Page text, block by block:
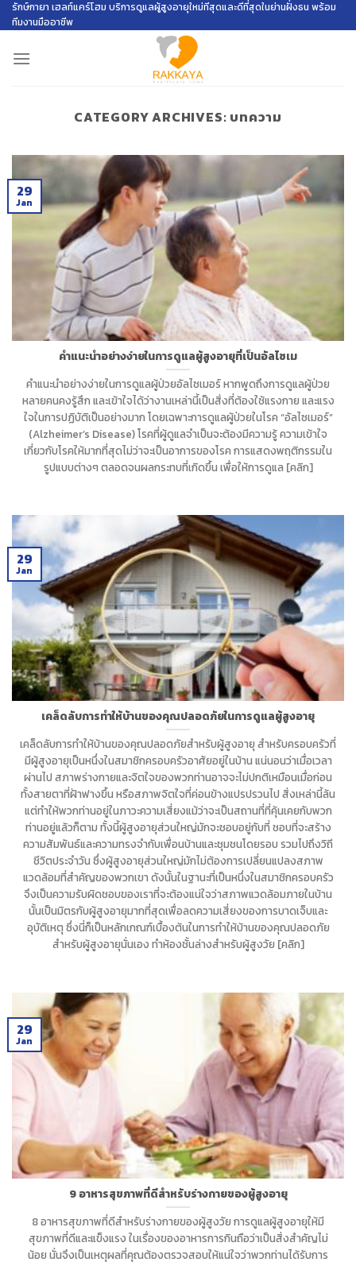
Skip
to
content
รักษ์กายา เฮลท์แคร์โฮม บริการดูแลผู้สูงอายุใหม่ทีสุดและดีที่สุดในย่านฝั่งธน พร้อม
ทีมงานมืออาชีพ
CATEGORY ARCHIVES: บทความ
คำแนะนำอย่างง่ายในการดูแลผู้สูงอายุที่เป็นอัลไซเม
คำแนะนำอย่างง่ายในการดูแลผู้ป่วยอัลไซเมอร์ หากพูดถึงการดูแลผู้ป่วย
หลายคนคงรู้สึก และเข้าใจได้ว่างานเหล่านี้เป็นสิ่งที่ต้องใช้แรงกาย และแรง
ใจในการปฏิบัติเป็นอย่างมาก โดยเฉพาะการดูแลผู้ป่วยในโรค “อัลไซเมอร์”
(Alzheimer’s Disease) โรคที่ผู้ดูแลจำเป็นจะต้องมีความรู้ ความเข้าใจ
เกี่ยวกับโรคให้มากที่สุดไม่ว่าจะเป็นอาการของโรค การแสดงพฤติกรรมใน
รูปแบบต่างๆ ตลอดจนผลกระทบที่เกิดขึ้น เพื่อให้การดูแล [คลิก]
29
Jan
เคล็ดลับการทำให้บ้านของคุณปลอดภัยในการดูแลผู้สูงอายุ
เคล็ดลับการทำให้บ้านของคุณปลอดภัยสำหรับผู้สูงอายุ สำหรับครอบครัวที่
มีผู้สูงอายุเป็นหนึ่งในสมาชิกครอบครัวอาศัยอยู่ในบ้าน แน่นอนว่าเมื่อเวลา
ผ่านไป สภาพร่างกายและจิตใจของพวกท่านอาจจะไม่ปกติเหมือนเมื่อก่อน
ทั้งสายตาที่ฝ้าฟางขึ้น หรือสภาพจิตใจที่ค่อนข้างแปรปรวนไป สิ่งเหล่านี้ล้น
แต่ทำให้พวกท่านอยู่ในภาวะความเสี่ยงแม้ว่าจะเป็นสถานที่ที่คุ้นเคยกับพวก
ท่านอยู่แล้วก็ตาม ทั้งนี้ผู้สูงอายุส่วนใหญ่มักจะชอบอยู่กับที่ ชอบที่จะสร้าง
ความสัมพันธ์และความทรงจำกับเพื่อนบ้านและชุมชนโดยรอบ รวมไปถึงวิถี
ชีวิตประจำวัน ซึ่งผู้สูงอายุส่วนใหญ่มักไม่ต้องการเปลี่ยนแปลงสภาพ
แวดล้อมที่สำคัญของพวกเขา ดังนั้นในฐานะที่เป็นหนึ่งในสมาชิกครอบครัว
จึงเป็นความรับผิดชอบของเราที่จะต้องแน่ใจว่าสภาพแวดล้อมภายในบ้าน
นั้นเป็นมิตรกับผู้สูงอายุมากที่สุดเพื่อลดความเสี่ยงของการบาดเจ็บและ
อุบัติเหตุ ซึ่งนี่ก็เป็นหลักเกณฑ์เบื้องต้นในการทำให้บ้านของคุณปลอดภัย
สำหรับผู้สูงอายุนั่นเอง ทำห้องชั้นล่างสำหรับผู้สูงวัย [คลิก]
29
Jan
9 อาหารสุขภาพที่ดีสำหรับร่างกายของผู้สูงอายุ
8 อาหารสุขภาพที่ดีสำหรับร่างกายของผู้สูงวัย การดูแลผู้สูงอายุให้มี
สุขภาพที่ดีและแข็งแรง ในเรื่องของอาหารการกินถือว่าเป็นสิ่งสำคัญไม่
น้อย นั่นจึงเป็นเหตุผลที่คุณต้องตรวจสอบให้แน่ใจว่าพวกท่านได้รับการ
29
Jan